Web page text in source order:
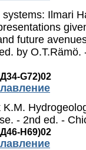
systems: Ilmari
future
by
G72)02
K.M.
- 2nd ed. -
Н69)02